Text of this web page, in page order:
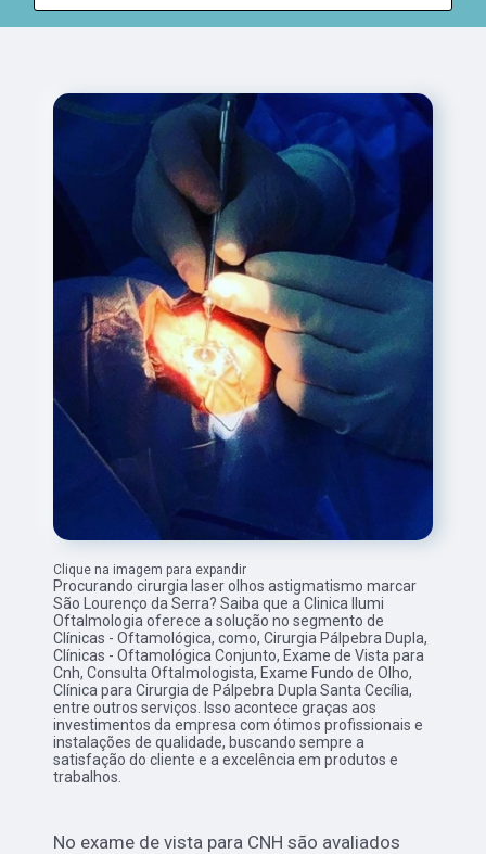
Clique na imagem para expandir
Procurando cirurgia laser olhos astigmatismo marcar
São Lourenço da Serra? Saiba que a Clinica Ilumi
Oftalmologia oferece a solução no segmento de
Clínicas - Oftamológica, como, Cirurgia Pálpebra Dupla,
Clínicas - Oftamológica Conjunto, Exame de Vista para
Cnh, Consulta Oftalmologista, Exame Fundo de Olho,
Clínica para Cirurgia de Pálpebra Dupla Santa Cecília,
entre outros serviços. Isso acontece graças aos
investimentos da empresa com ótimos profissionais e
instalações de qualidade, buscando sempre a
satisfação do cliente e a excelência em produtos e
trabalhos.
No exame de vista para CNH são avaliados